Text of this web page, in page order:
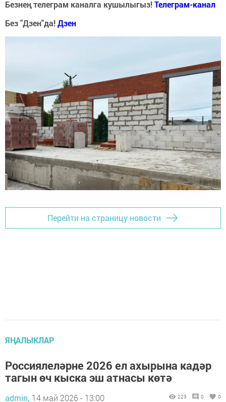
Безнең телеграм каналга кушылыгыз!Телеграм-канал
Без "Дзен"да!Дзен
Перейти на страницу новости
ЯҢАЛЫКЛАР
Россиялеләрне 2026 ел ахырына кадәр
тагын өч кыска эш атнасы көтә
admin, 14 май 2026 - 13:00 223 0 0